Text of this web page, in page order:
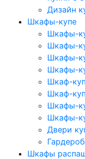
Дизайн
Шкафы-купе
Шкафы-
Шкафы-
Шкафы-
Шкафы-
Шкаф-
Шкаф-
Шкафы-
Шкафы-
Двери
Шкафы